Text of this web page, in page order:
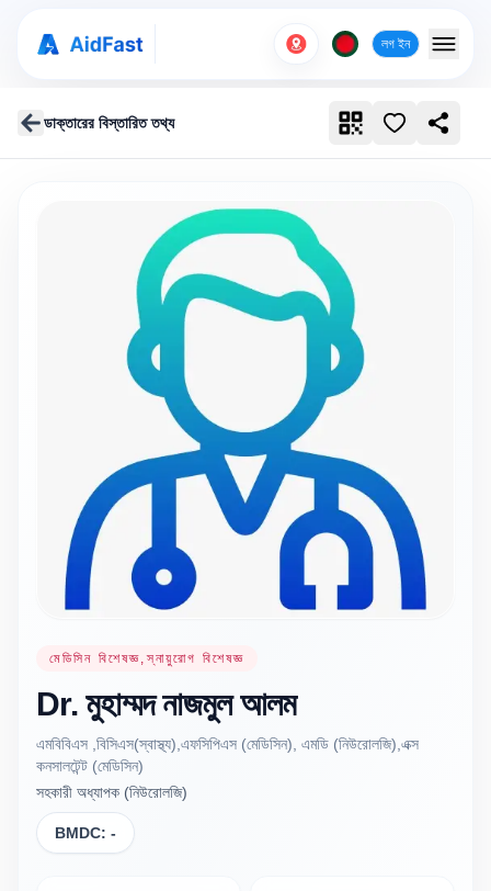
লগ ইন
ডাক্তারের বিস্তারিত তথ্য
মেডিসিন বিশেষজ্ঞ,স্নায়ুরোগ বিশেষজ্ঞ
Dr. মুহাম্মদ নাজমুল আলম
এমবিবিএস ,বিসিএস(স্বাস্থ্য),এফসিপিএস (মেডিসিন), এমডি (নিউরোলজি),এক্স
কনসালটেন্ট (মেডিসিন)
সহকারী অধ্যাপক (নিউরোলজি)
BMDC: -